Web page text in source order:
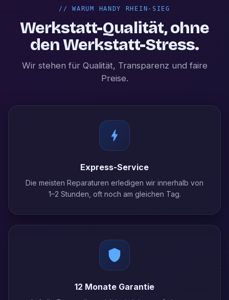
//WARUM HANDY RHEIN-SIEG
Werkstatt-Qualität, ohne
den Werkstatt-Stress.
Wir stehen für Qualität, Transparenz und faire
Preise.
Express-Service
Die meisten Reparaturen erledigen wir innerhalb von
1–2 Stunden, oft noch am gleichen Tag.
12 Monate Garantie